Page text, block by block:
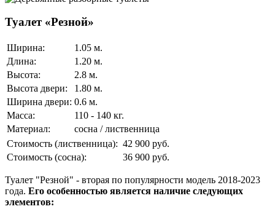
Туалет «Резной»
Ширина:
1.05 м.
Длина:
1.20 м.
Высота:
2.8 м.
Высота двери:
1.80 м.
Ширина двери: 0.6 м.
Масса:
110 - 140 кг.
Материал:
сосна / лиственница
Стоимость (лиственница): 42 900 руб.
Стоимость (сосна):
36 900 руб.
Туалет "Резной" - вторая по популярности модель 2018-2023
года. Его особенностью является наличие следующих
элементов: